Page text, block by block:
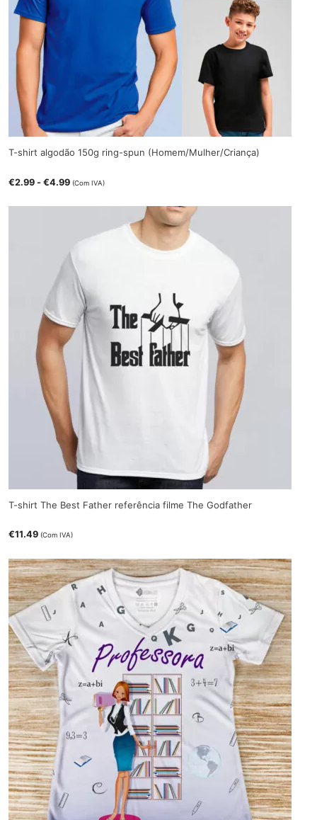
T-shirt algodão 150g ring-spun (Homem/Mulher/Criança)
€2.99 -€4.99 (Com IVA)
T-shirt The Best Father referência filme The Godfather
€11.49 (Com IVA)